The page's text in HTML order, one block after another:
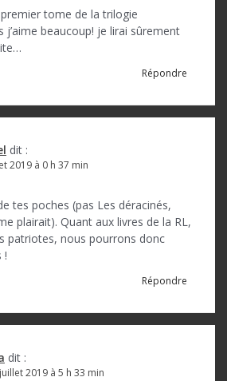
premier tome de la trilogie
j’aime beaucoup! je lirai sûrement
Répondre
dit :
2019 à 0 h 37 min
tes poches (pas Les déracinés,
plairait). Quant aux livres de la RL,
patriotes, nous pourrons donc
!
Répondre
dit :
2019 à 5 h 33 min